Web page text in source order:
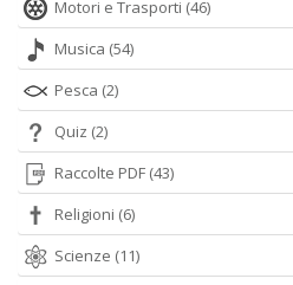
Motori e Trasporti (46)
Musica (54)
Pesca (2)
Quiz (2)
Raccolte PDF (43)
Religioni (6)
Scienze (11)